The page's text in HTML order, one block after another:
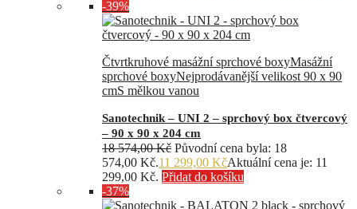
-39%
Čtvrtkruhové masážní sprchové boxyMasážní
sprchové boxyNejprodávanější velikost 90 x 90
cmS mělkou vanou
Sanotechnik – UNI 2 – sprchový box čtvercový
– 90 x 90 x 204 cm
18 574,00Kč Původní cena byla: 18
574,00 Kč.11 299,00 KčAktuální cena je: 11
299,00 Kč. Přidat do košíku
-37%